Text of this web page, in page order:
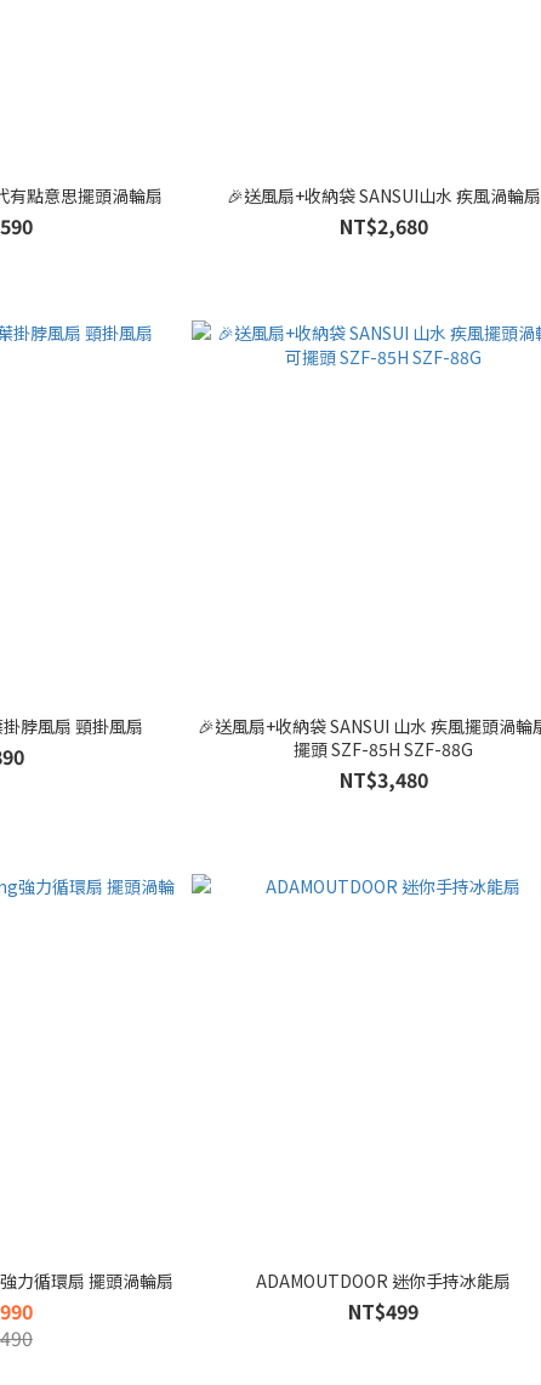
有點意思擺頭渦輪扇 🎉送風扇+收納袋 SANSUI山水 疾風渦輪扇
NT$2,680
脖風扇 頸掛風扇
🎉送風扇+收納袋 SANSUI 山水 疾風擺頭渦輪扇 可
擺頭 SZF-85H SZF-88G
NT$3,480
力循環扇 擺頭渦輪扇 ADAMOUTDOOR 迷你手持冰能扇
NT$499